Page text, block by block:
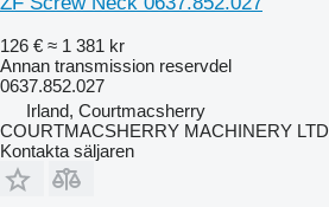
126 € ≈ 1 381 kr
Annan transmission reservdel
0637.852.027
Irland, Courtmacsherry
COURTMACSHERRY MACHINERY LTD
Kontakta säljaren